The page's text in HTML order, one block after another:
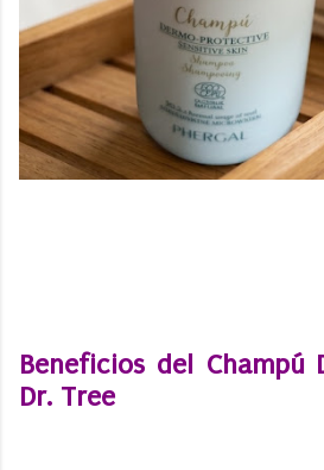
Beneficios del Champú
Dr. Tree